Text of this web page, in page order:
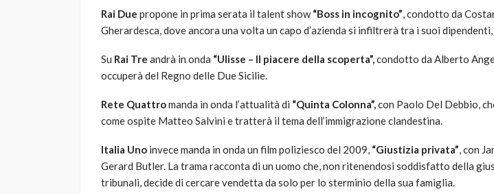
Rai Due propone in prima serata il talent show“Boss in incognito”, condotto da
Gherardesca, dove ancora una volta un capo d’azienda si infiltrerà tra i suoi dipendenti,
Su Rai Tre andrà in onda “Ulisse – Il piacere della scoperta”,condotto da Alberto
occuperà del Regno delle Due Sicilie.
Rete Quattromanda in onda l’attualità di “Quinta Colonna”,con Paolo Del Debbio,
come ospite Matteo Salvini e tratterà il tema dell’immigrazione clandestina.
Italia Uno invece manda in onda un film poliziesco del 2009, “Giustizia privata”, con
Gerard Butler. La trama racconta di un uomo che, non ritenendosi soddisfatto della
tribunali, decide di cercare vendetta da solo per lo sterminio della sua famiglia.